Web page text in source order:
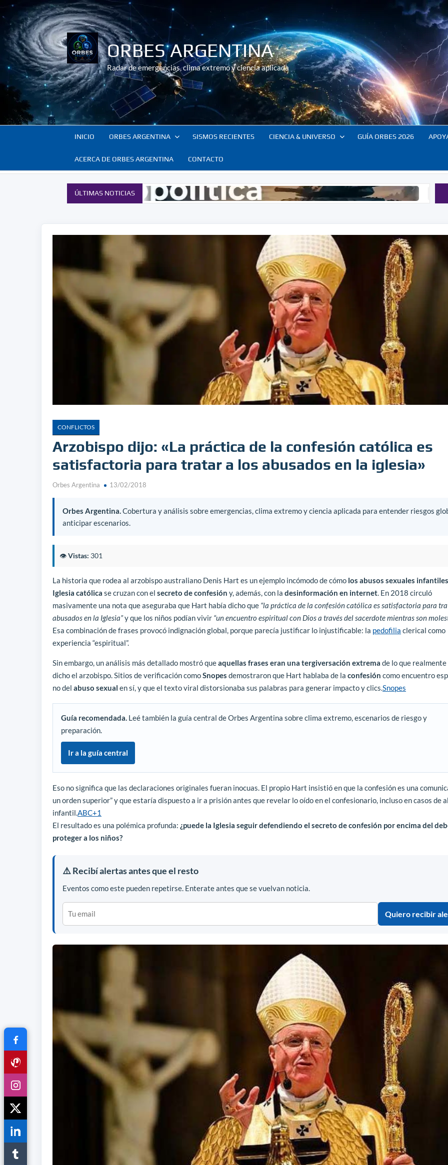
Saltar
al
contenido
ORBES ARGENTINA
Radar de emergencias, clima extremo y ciencia aplicada
INICIO ORBES ARGENTINA SISMOS RECIENTES CIENCIA & UNIVERSO GUÍA ORBES 2026
ACERCA DE ORBES ARGENTINA CONTACTO
ÚLTIMAS NOTICIAS
CONFLICTOS
Arzobispo dijo: «La práctica de la confesión católica es
satisfactoria para tratar a los abusados en la iglesia»
Orbes Argentina 13/02/2018
Orbes Argentina.Cobertura y análisis sobre emergencias, clima extremo y ciencia aplicada para entender riesgos
anticipar escenarios.
👁️Vistas: 301
La historia que rodea al arzobispo australiano Denis Hart es un ejemplo incómodo de cómo los abusos sexuales
Iglesia católica se cruzan con el secreto de confesión y, además, con la desinformación en internet. En 2018 circuló
masivamente una nota que aseguraba que Hart había dicho que “la práctica de la confesión católica es satisfactoria para
abusados en la Iglesia”y que los niños podían vivir “un encuentro espiritual con Dios a través del sacerdote mientras son
Esa combinación de frases provocó indignación global, porque parecía justificar lo injustificable: la pedofilia clerical como
experiencia “espiritual”.
Sin embargo, un análisis más detallado mostró queaquellas frases eran una tergiversación extrema de lo que
dicho el arzobispo. Sitios de verificación comoSnopes demostraron que Hart hablaba de la confesión como encuentro
no del abuso sexual en sí, y que el texto viral distorsionaba sus palabras para generar impacto y clics.Snopes
Guía recomendada. Leé también la guía central de Orbes Argentina sobre clima extremo, escenarios de riesgo y
preparación.
Ir a la guía central
Eso no significa que las declaraciones originales fueran inocuas. El propio Hart insistió en que la confesión es una
un orden superior” y que estaría dispuesto a ir a prisión antes que revelar lo oído en el confesionario, incluso en casos de
infantil.ABC+1
El resultado es una polémica profunda: ¿puede la Iglesia seguir defendiendo el secreto de confesión por encima del
proteger a los niños?
⚠️ Recibí alertas antes que el resto
Eventos como este pueden repetirse. Enterate antes que se vuelvan noticia.
Quiero recibir